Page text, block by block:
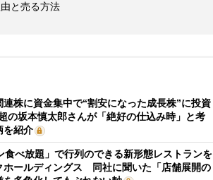
と売る方法
株に資金集中で“割安になった成長株”に投資
坂本慎太郎さんが「絶好の仕込み時」と考
を紹介
食べ放題」で行列のできる新形態レストランを
ホールディングス 同社に聞いた「店舗展開の